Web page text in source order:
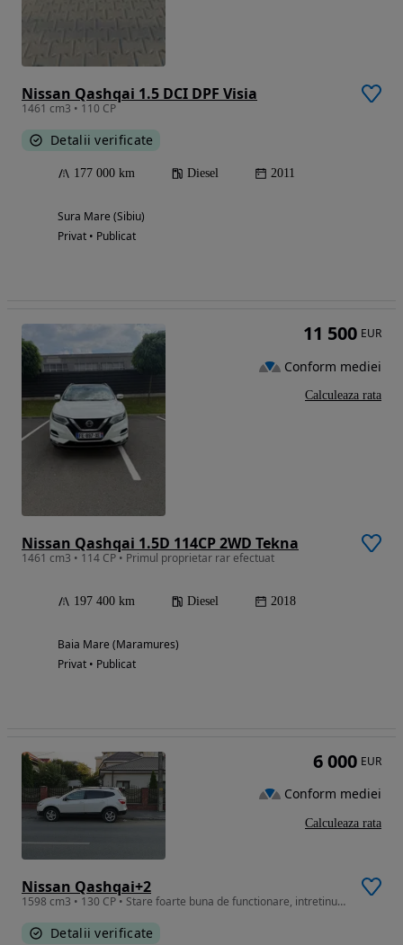
Nissan Qashqai 1.5 DCI DPF Visia
1461 cm3 • 110 CP
Detalii verificate
177 000 km Diesel 2011
Sura Mare (Sibiu)
Privat • Publicat
Nissan Qashqai 1.5D 114CP 2WD Tekna
1461 cm3 • 114 CP • Primul proprietar rar efectuat
197 400 km Diesel 2018
Baia Mare (Maramures)
Privat • Publicat
11 500 EUR
Conform mediei
Calculeaza rata
Nissan Qashqai+2
1598 cm3 • 130 CP • Stare foarte buna de functionare, intretinuta, absolut toate piesele i
Detalii verificate
6 000 EUR
Conform mediei
Calculeaza rata